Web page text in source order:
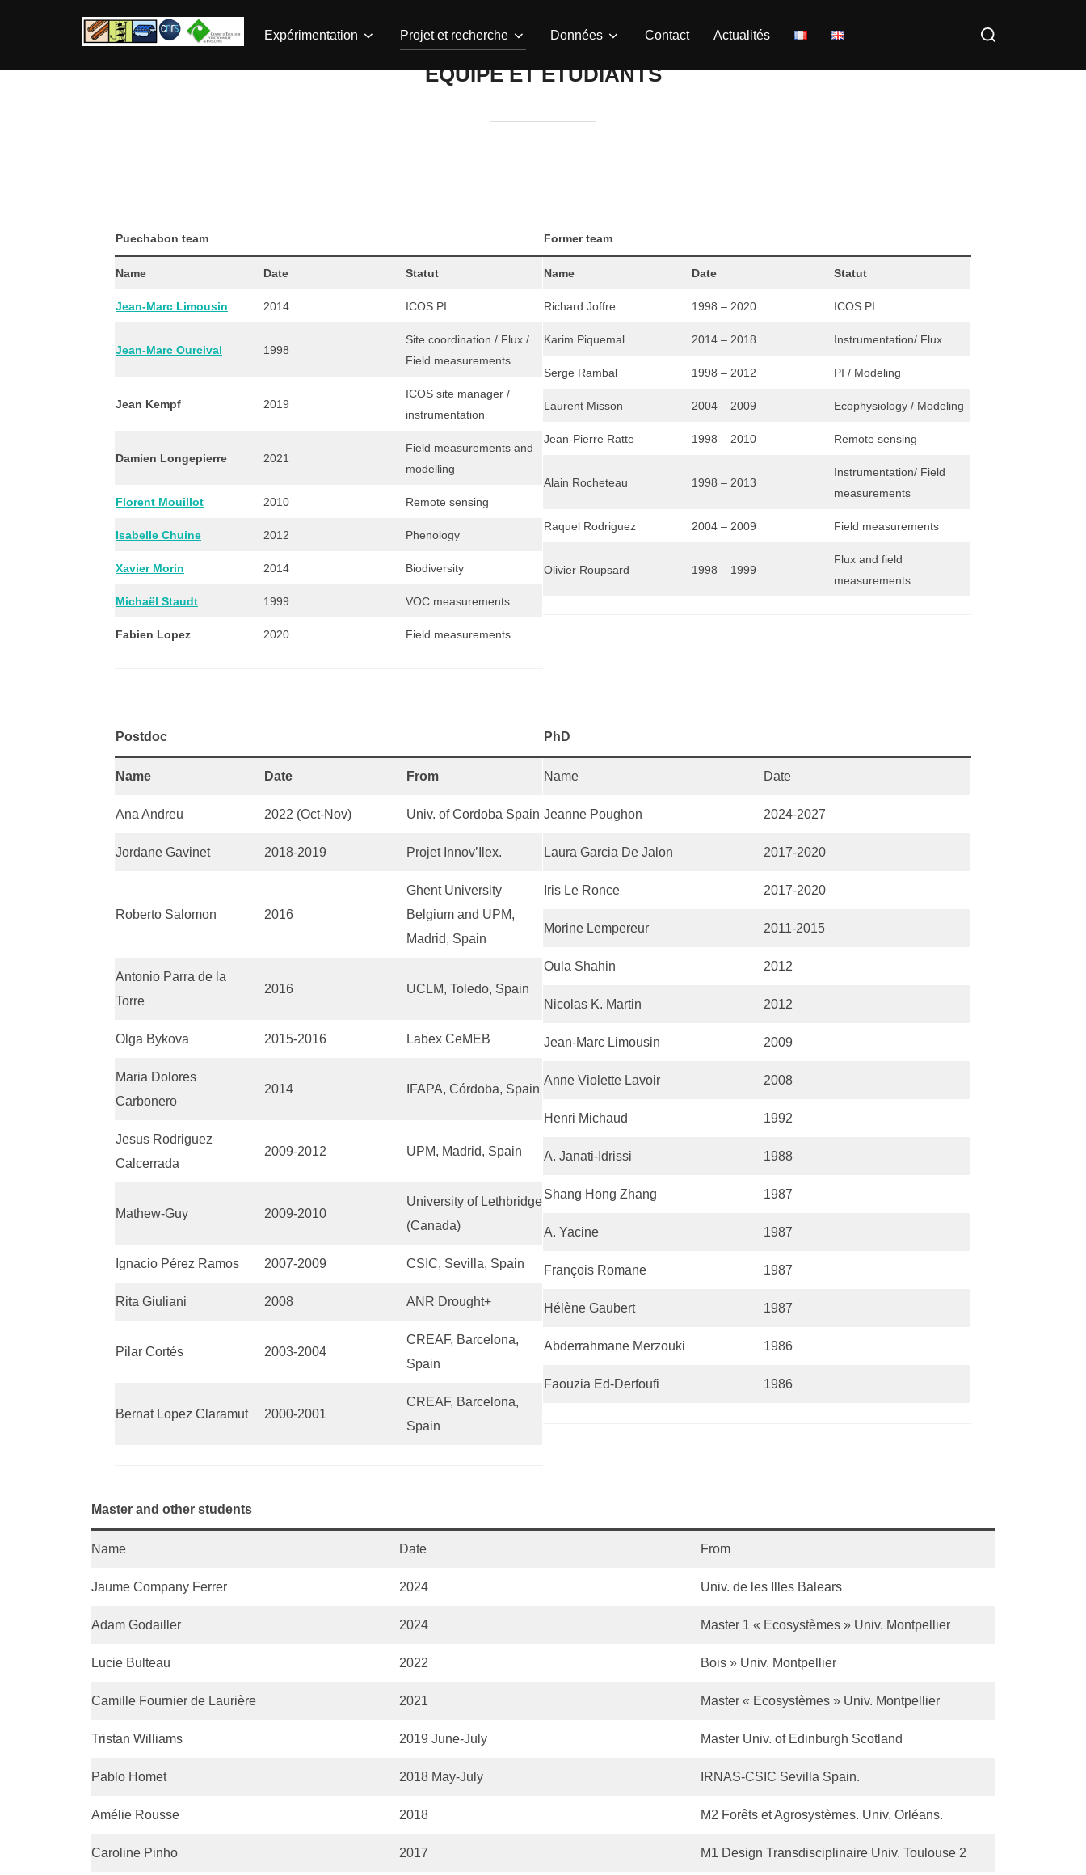
Expérimentation Projet et recherche Données Contact Actualités
Rechercher :
EQUIPE ET ÉTUDIANTS
Puechabon team
Name Date Statut
Jean-Marc Limousin 2014 ICOS PI
Jean-Marc Ourcival 1998
Site coordination / Flux /
Field measurements
Jean Kempf 2019
ICOS site manager /
instrumentation
Damien Longepierre 2021
Field measurements and
modelling
Florent Mouillot 2010 Remote sensing
Isabelle Chuine 2012 Phenology
Xavier Morin 2014 Biodiversity
Michaël Staudt 1999 VOC measurements
Fabien Lopez 2020 Field measurements
Former team
Name Date Statut
Richard Joffre 1998 – 2020 ICOS PI
Karim Piquemal 2014 – 2018 Instrumentation/ Flux
Serge Rambal 1998 – 2012 PI / Modeling
Laurent Misson 2004 – 2009 Ecophysiology / Modeling
Jean-Pierre Ratte 1998 – 2010 Remote sensing
Alain Rocheteau 1998 – 2013
Instrumentation/ Field
measurements
Raquel Rodriguez 2004 – 2009 Field measurements
Olivier Roupsard 1998 – 1999
Flux and field
measurements
Postdoc
Name Date From
Ana Andreu 2022 (Oct-Nov) Univ. of Cordoba Spain
Jordane Gavinet 2018-2019 Projet Innov’Ilex.
Roberto Salomon 2016
Ghent University
Belgium and UPM,
Madrid, Spain
Antonio Parra de la
Torre
2016 UCLM, Toledo, Spain
Olga Bykova 2015-2016 Labex CeMEB
Maria Dolores
Carbonero
2014 IFAPA, Córdoba, Spain
Jesus Rodriguez
Calcerrada
2009-2012 UPM, Madrid, Spain
Mathew-Guy 2009-2010
University of Lethbridge
(Canada)
Ignacio Pérez Ramos 2007-2009 CSIC, Sevilla, Spain
Rita Giuliani 2008 ANR Drought+
Pilar Cortés 2003-2004
CREAF, Barcelona,
Spain
Bernat Lopez Claramut 2000-2001
CREAF, Barcelona,
Spain
PhD
Name Date
Jeanne Poughon 2024-2027
Laura Garcia De Jalon 2017-2020
Iris Le Ronce 2017-2020
Morine Lempereur 2011-2015
Oula Shahin 2012
Nicolas K. Martin 2012
Jean-Marc Limousin 2009
Anne Violette Lavoir 2008
Henri Michaud 1992
A. Janati-Idrissi 1988
Shang Hong Zhang 1987
A. Yacine 1987
François Romane 1987
Hélène Gaubert 1987
Abderrahmane Merzouki 1986
Faouzia Ed-Derfoufi 1986
Master and other students
Name Date From
Jaume Company Ferrer 2024 Univ. de les Illes Balears
Adam Godailler 2024 Master 1 « Ecosystèmes » Univ. Montpellier
Lucie Bulteau 2022 Bois » Univ. Montpellier
Camille Fournier de Laurière 2021 Master « Ecosystèmes » Univ. Montpellier
Tristan Williams 2019 June-July Master Univ. of Edinburgh Scotland
Pablo Homet 2018 May-July IRNAS-CSIC Sevilla Spain.
Amélie Rousse 2018 M2 Forêts et Agrosystèmes. Univ. Orléans.
Caroline Pinho 2017 M1 Design Transdisciplinaire Univ. Toulouse 2